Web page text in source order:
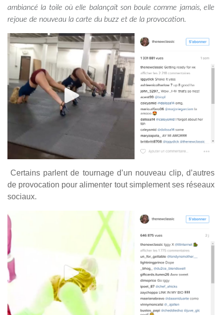
ambiancé la toile où elle balançait son boule comme jamais, elle
rejoue de nouveau la carte du buzz et de la provocation.
Certains parlent de tournage d’un nouveau clip, d’autres
de provocation pour alimenter tout simplement ses réseaux
sociaux.